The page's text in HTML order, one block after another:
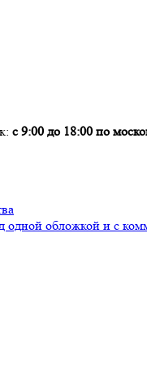
с 9:00 до 18:00 по
одной обложкой и с